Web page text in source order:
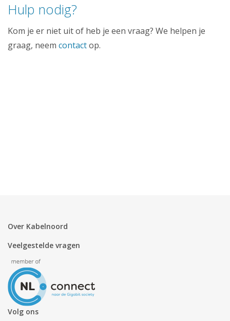
Hulp nodig?
Kom je er niet uit of heb je een vraag? We helpen je
graag, neem contactop.
Over Kabelnoord
Veelgestelde vragen
Volg ons